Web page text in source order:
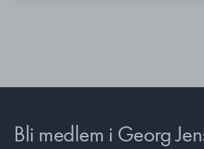
Bli medlem i Georg